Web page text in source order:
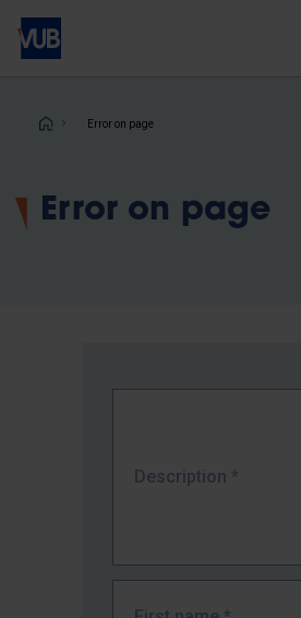
Skip
main
Breadcrumb
Error on page
Error on page
Description *